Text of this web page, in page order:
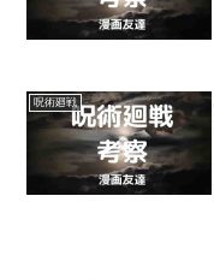
呪術廻戦